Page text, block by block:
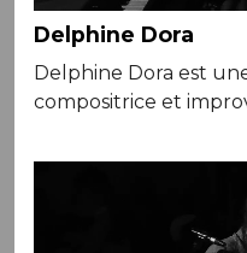
Delphine Dora
Delphine Dora est
compositrice et